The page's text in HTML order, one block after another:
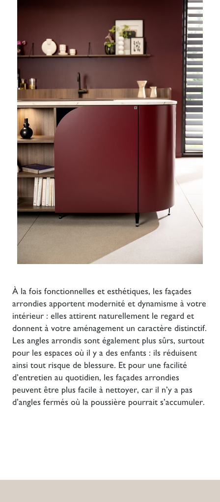
À la fois fonctionnelles et esthétiques, les façades
arrondies apportent modernité et dynamisme à votre
intérieur : elles attirent naturellement le regard et
donnent à votre aménagement un caractère distinctif.
Les angles arrondis sont également plus sûrs, surtout
pour les espaces où il y a des enfants : ils réduisent
ainsi tout risque de blessure. Et pour une facilité
d’entretien au quotidien, les façades arrondies
peuvent être plus facile à nettoyer, car il n’y a pas
d’angles fermés où la poussière pourrait s’accumuler.